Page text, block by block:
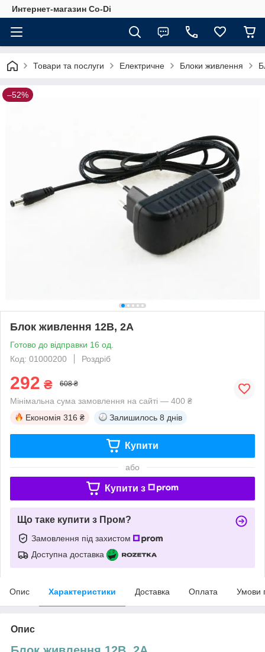
Интернет-магазин Co-Di
Товари та послуги Електричне Блоки живлення
–52%
Блок живлення 12В, 2А
Готово до відправки 16 од.
Код: 01000200
Роздріб
292 ₴ 608 ₴
Мінімальна сума замовлення на сайті — 400 ₴
Економія 316 ₴ Залишилось 8 днів
Купити
або
Купити з
Що таке купити з Пром?
Замовлення під захистом
Доступна доставка
Опис Характеристики Доставка Оплата Умови
Опис